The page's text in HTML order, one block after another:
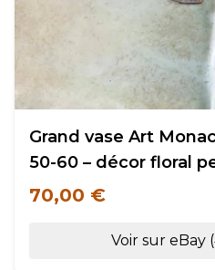
Grand vase Art
50-60 – décor floral
70,00 €
Voir sur eBay